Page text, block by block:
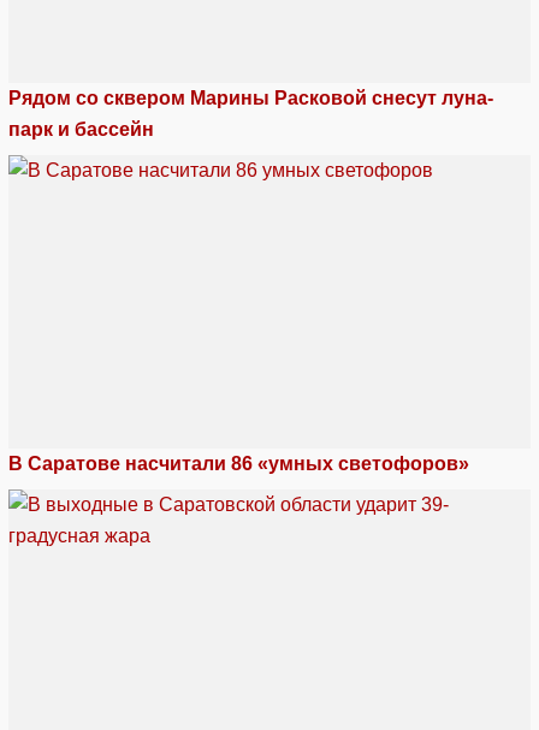
Рядом со сквером Марины Расковой снесут луна-
парк и бассейн
В Саратове насчитали 86 «умных светофоров»